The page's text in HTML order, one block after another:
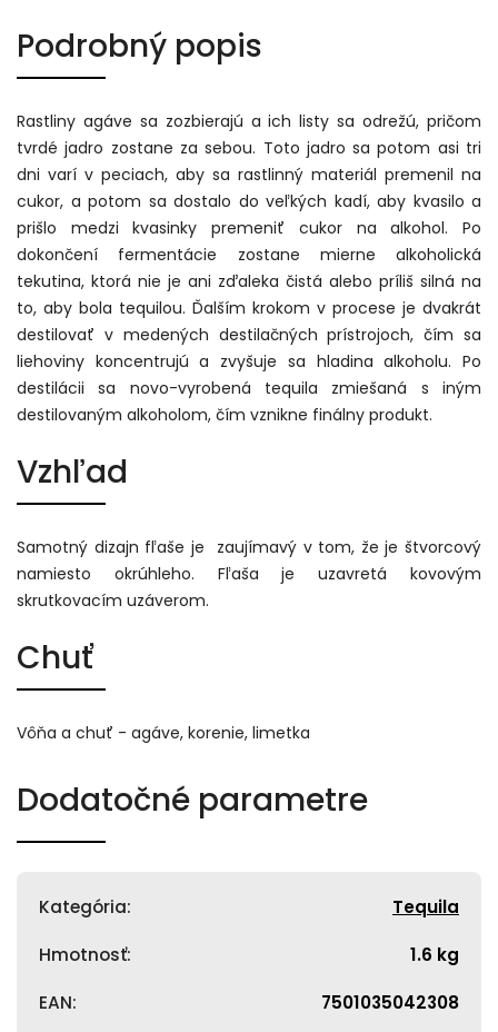
Podrobný popis
Rastliny agáve sa zozbierajú a ich listy sa odrežú, pričom
tvrdé jadro zostane za sebou. Toto jadro sa potom asi tri
dni varí v peciach, aby sa rastlinný materiál premenil na
cukor, a potom sa dostalo do veľkých kadí, aby kvasilo a
prišlo medzi kvasinky premeniť cukor na alkohol. Po
dokončení fermentácie zostane mierne alkoholická
tekutina, ktorá nie je ani zďaleka čistá alebo príliš silná na
to, aby bola tequilou. Ďalším krokom v procese je dvakrát
destilovať v medených destilačných prístrojoch, čím sa
liehoviny koncentrujú a zvyšuje sa hladina alkoholu. Po
destilácii sa novo-vyrobená tequila zmiešaná s iným
destilovaným alkoholom, čím vznikne finálny produkt.
Vzhľad
Samotný dizajn fľaše je zaujímavý v tom, že je štvorcový
namiesto okrúhleho. Fľaša je uzavretá kovovým
skrutkovacím uzáverom.
Chuť
Vôňa a chuť - agáve, korenie, limetka
Dodatočné parametre
Kategória: Tequila
Hmotnosť: 1.6 kg
EAN: 7501035042308